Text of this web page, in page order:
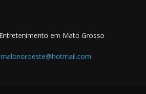
em Mato Grosso